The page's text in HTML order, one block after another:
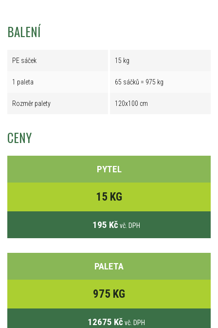
BALENÍ
PE sáček 15 kg
1 paleta 65 sáčků = 975 kg
Rozměr palety 120x100 cm
CENY
PYTEL
15 KG
195 Kč vč. DPH
PALETA
975 KG
12675 Kč vč. DPH